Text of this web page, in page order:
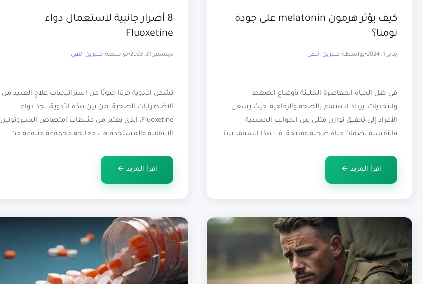
كيف يؤثر هرمون melatonin على جودة
نومنا؟
يناير 1, 2024 بواسطة:شيرين التقي
في ظل الحياة المعاصرة المليئة بأوضاع الضغط
والتحديات، يزداد الاهتمام بالصحة والرفاهية، حيث يسعى
الأفراد إلى تحقيق توازن مثلى بين الجوانب الجسدية
والنفسية لضمان حياة صحية ومريحة. في هذا السياق، يبرز
معادلة الصحة الشاملة، حيث يلعب دورًا بارزًا في تنظيم
اقرأ المزيد ←
8 أضرار جانبية لاستعمال دواء
Fluoxetine
ديسمبر 31, 2023 بواسطة:شيرين التقي
تشكل الأدوية جزءًا حيويًا من استراتيجيات علاج العديد من
الاضطرابات الصحية. من بين هذه الأدوية، نجد دواء
Fluoxetine، الذي يعتبر من مثبطات امتصاص السيروتونين
الانتقائية والمستخدم في معالجة مجموعة متنوعة من
معالجة الاكتئاب والاضطرابات ذات الصلة، مما يجعله
اقرأ المزيد ←